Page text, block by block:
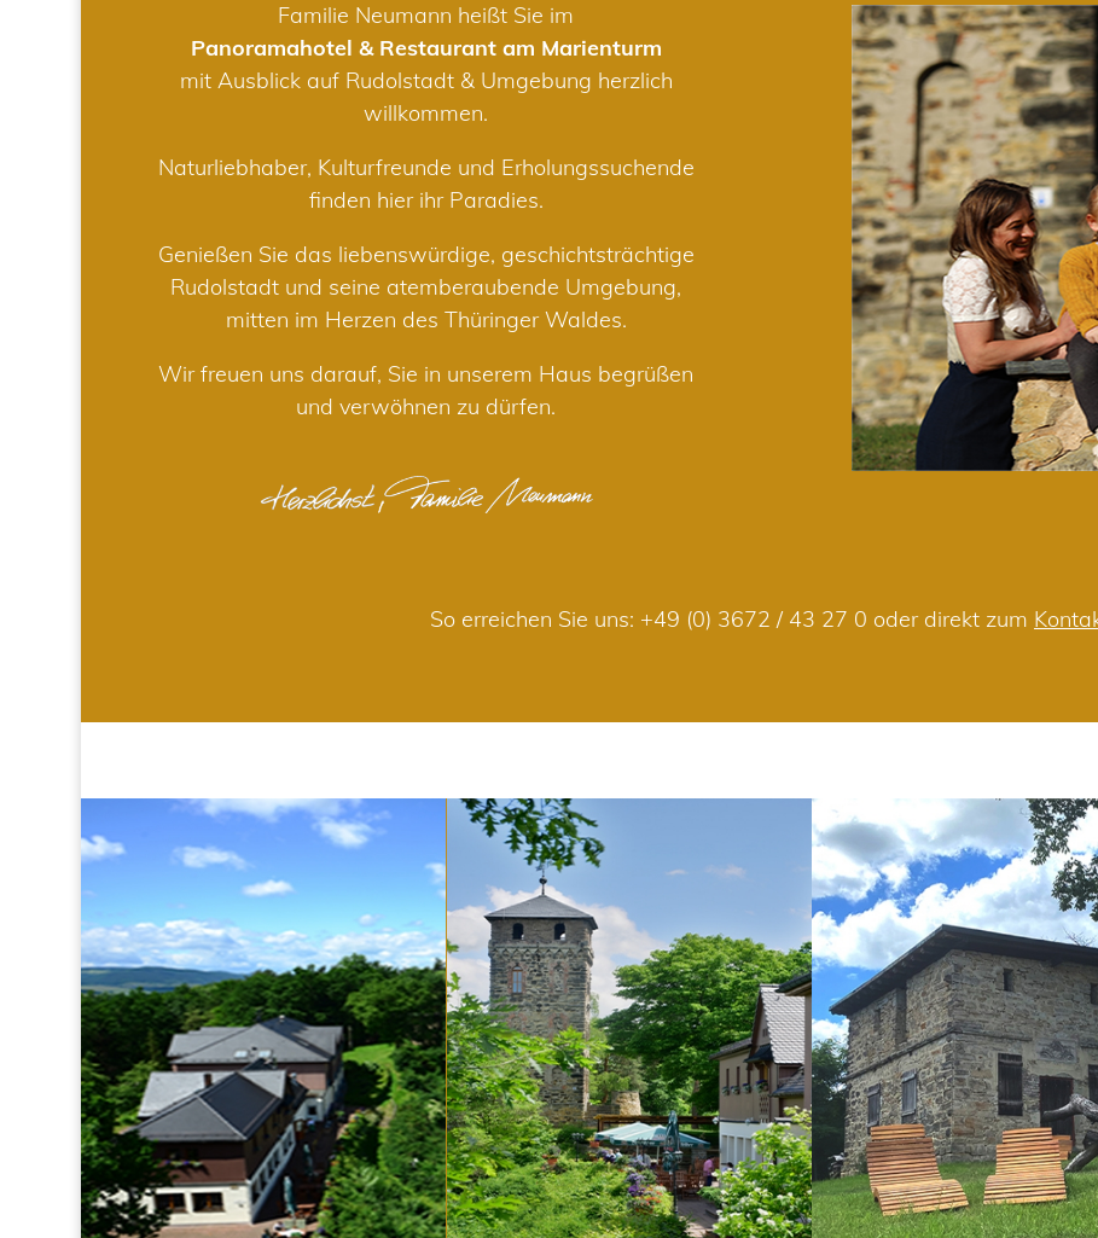
Familie Neumann heißt Sie im
Panoramahotel & Restaurant am Marienturm
mit Ausblick auf Rudolstadt & Umgebung herzlich
willkommen.
Naturliebhaber, Kulturfreunde und Erholungssuchende
finden hier ihr Paradies.
Genießen Sie das liebenswürdige, geschichtsträchtige
Rudolstadt und seine atemberaubende Umgebung,
mitten im Herzen des Thüringer Waldes.
Wir freuen uns darauf, Sie in unserem Haus begrüßen
und verwöhnen zu dürfen.
So erreichen Sie uns: +49 (0) 3672 / 43 27 0 oder direkt zum
HOTEL RESTAURANT WELLNESS